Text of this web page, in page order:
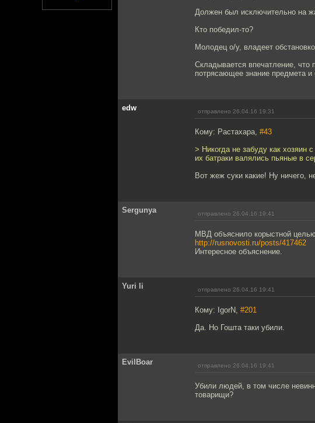
Должен был исключительно на
Кто победил-то?
Молодец о/у, владеет
Складывается впечатление,
потрясающее знание предмета и
edw отправлено 26.04.16 19:31
Кому: Растахара, #43
> Никогда не забуду как хозяин
их батраки валялись пьяные в
Вот жеж суки какие! Ну ничего,
Sergunya отправлено 26.04.16 19:41
МВД объяснило корыстной
http://rusnovosti.ru/posts/417462
Интересное объяснение.
Yuri li отправлено 26.04.16 19:41
Кому: IgorN, #201
Да. Но Гошта таки убили.
EvilBoar отправлено 26.04.16 19:41
Убили людей, в том числе
товарищи?